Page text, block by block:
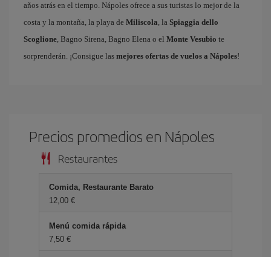
años atrás en el tiempo. Nápoles ofrece a sus turistas lo mejor de la
costa y la montaña, la playa de Miliscola, la Spiaggia dello
Scoglione, Bagno Sirena, Bagno Elena o el Monte Vesubio te
sorprenderán. ¡Consigue las mejores ofertas de vuelos a Nápoles!
Precios promedios en Nápoles
Restaurantes
Comida, Restaurante Barato
12,00 €
Menú comida rápida
7,50 €